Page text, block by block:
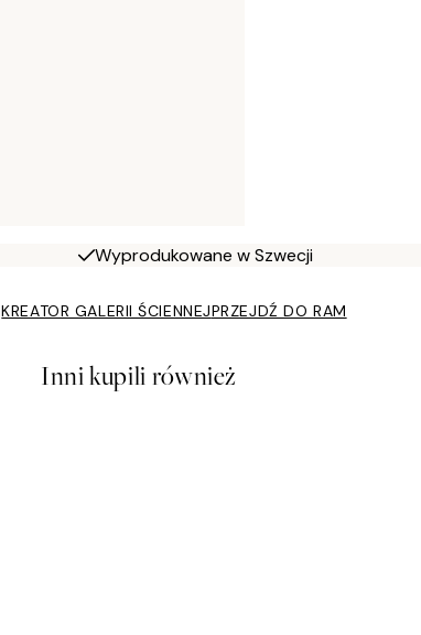
Wyprodukowane w Szwecji
KREATOR GALERII ŚCIENNEJPRZEJDŹ DO RAM
Inni kupili również